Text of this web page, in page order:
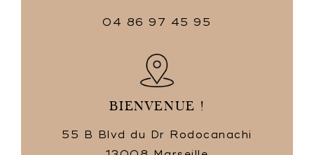
04 86 97 45 95
BIENVENUE !
55 B Blvd du Dr Rodocanachi